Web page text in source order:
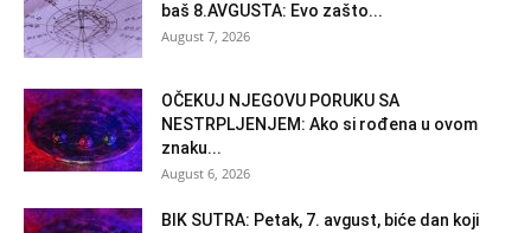
baš 8.AVGUSTA: Evo zašto...
August 7, 2026
OČEKUJ NJEGOVU PORUKU SA
NESTRPLJENJEM: Ako si rođena u ovom
znaku...
August 6, 2026
BIK SUTRA: Petak, 7. avgust, biće dan koji